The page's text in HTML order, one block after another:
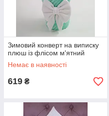
Зимовий конверт на виписку
плюш із флісом м'ятний
Немає в наявності
619 ₴